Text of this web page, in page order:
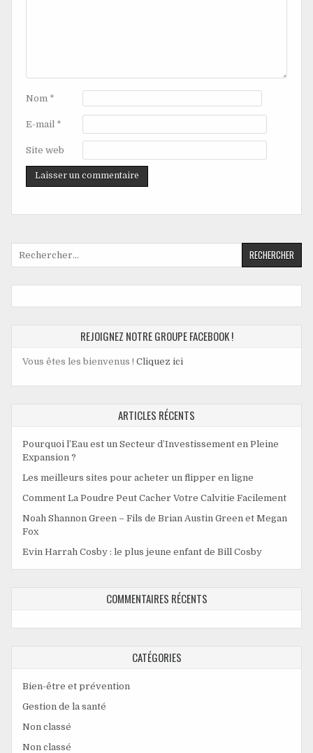
Nom *
E-mail *
Site web
REJOIGNEZ NOTRE GROUPE FACEBOOK !
Vous êtes les bienvenus ! Cliquez ici
ARTICLES RÉCENTS
Pourquoi l’Eau est un Secteur d’Investissement en Pleine
Expansion ?
Les meilleurs sites pour acheter un flipper en ligne
Comment La Poudre Peut Cacher Votre Calvitie Facilement
Noah Shannon Green – Fils de Brian Austin Green et Megan
Fox
Evin Harrah Cosby : le plus jeune enfant de Bill Cosby
COMMENTAIRES RÉCENTS
CATÉGORIES
Bien-être et prévention
Gestion de la santé
Non classé
Non classé